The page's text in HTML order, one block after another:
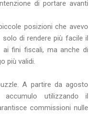
di portare avanti
posizioni che avevo
di rendere più facile il
ai fini fiscali, ma anche di
più validi.
A partire da agosto
utilizzando il
commissioni nulle